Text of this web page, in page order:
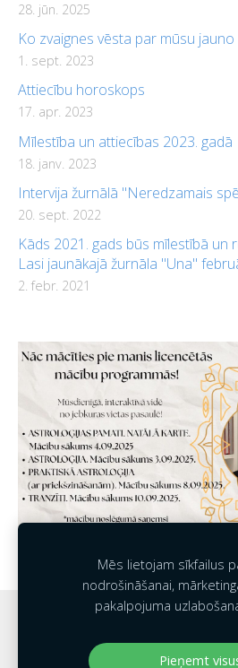
28. jūn. 2025
Ko zvaignes vēsta par mūsu
1. sept. 2023
Attiecību horoskops
17. apr. 2023
Mīlestība un attiecības 2023. gadā
18. janv. 2023
Intervija žurnālā "Neredzamais
20. sept. 2022
Kāds 2021. gads būs mīlestībā un
Lasi jaunākajā žurnāla "Una"
2. febr. 2021
Mēs lietojam sīkfailus
nodrošināšanai,
pakalpojuma
Pieņemt